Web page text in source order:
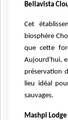
Bellavista
Cet
biosphère
que cette
Aujourd'hui,
préservation
lieu idéal
sauvages.
Mashpi Lodge